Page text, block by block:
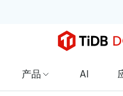
产品 AI